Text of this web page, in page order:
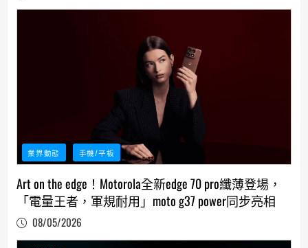
業界動態 手機/平板
Art on the edge！Motorola全新edge 70 pro纖薄登場，
「電量王者，軍規耐用」moto g37 power同步亮相
08/05/2026